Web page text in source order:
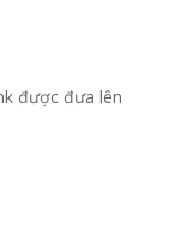
được đưa lên